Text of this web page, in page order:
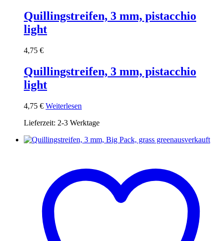
Quillingstreifen, 3 mm, pistacchio
light
4,75 €
Quillingstreifen, 3 mm, pistacchio
light
4,75 € Weiterlesen
Lieferzeit: 2-3 Werktage
ausverkauft